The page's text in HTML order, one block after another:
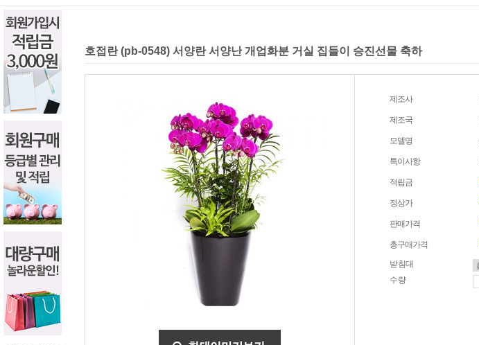
호접란 (pb-0548) 서양란 서양난 개업화분 거실 집들이 승진선물 축하
제조사
제조국
모델명
특이사항
적립금
정상가
판매가격
총구매가격
받침대
수량